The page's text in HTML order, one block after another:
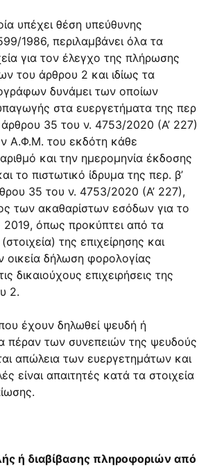
υπέχει θέση υπεύθυνης
1986, περιλαμβάνει όλα τα
για τον έλεγχο της πλήρωσης
του άρθρου 2 και ιδίως τα
δυνάμει των οποίων
στα ευεργετήματα της περ
35 του ν. 4753/2020 (Α’ 227)
Α.Φ.Μ. του εκδότη κάθε
και την ημερομηνία έκδοσης
το πιστωτικό ίδρυμα της περ. β’
35 του ν. 4753/2020 (Α’ 227),
των ακαθαρίστων εσόδων για το
2019, όπως προκύπτει από τα
της επιχείρησης και
οικεία δήλωση φορολογίας
δικαιούχους επιχειρήσεις της
2.
έχουν δηλωθεί ψευδή ή
πέραν των συνεπειών της ψευδούς
απώλεια των ευεργετημάτων και
είναι απαιτητές κατά τα στοιχεία
ή διαβίβασης πληροφοριών από